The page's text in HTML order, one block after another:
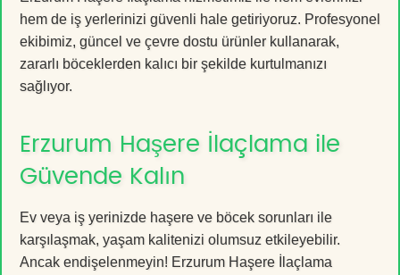
hem de iş yerlerinizi güvenli hale getiriyoruz. Profesyonel
ekibimiz, güncel ve çevre dostu ürünler kullanarak,
zararlı böceklerden kalıcı bir şekilde kurtulmanızı
sağlıyor.
Erzurum Haşere İlaçlama ile
Güvende Kalın
Ev veya iş yerinizde haşere ve böcek sorunları ile
karşılaşmak, yaşam kalitenizi olumsuz etkileyebilir.
Ancak endişelenmeyin! Erzurum Haşere İlaçlama